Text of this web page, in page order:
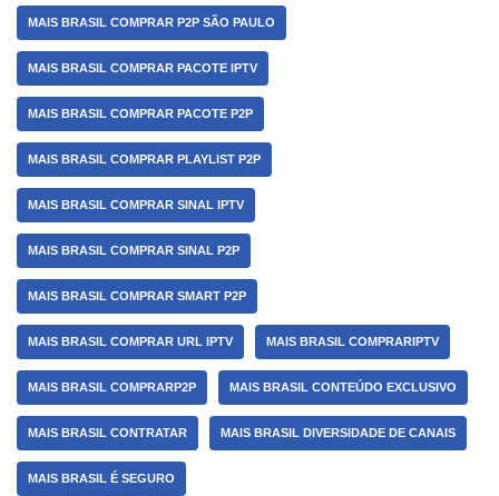
MAIS BRASIL COMPRAR P2P SÃO PAULO
MAIS BRASIL COMPRAR PACOTE IPTV
MAIS BRASIL COMPRAR PACOTE P2P
MAIS BRASIL COMPRAR PLAYLIST P2P
MAIS BRASIL COMPRAR SINAL IPTV
MAIS BRASIL COMPRAR SINAL P2P
MAIS BRASIL COMPRAR SMART P2P
MAIS BRASIL COMPRAR URL IPTV MAIS BRASIL COMPRARIPTV
MAIS BRASIL COMPRARP2P MAIS BRASIL CONTEÚDO EXCLUSIVO
MAIS BRASIL CONTRATAR MAIS BRASIL DIVERSIDADE DE CANAIS
MAIS BRASIL É SEGURO